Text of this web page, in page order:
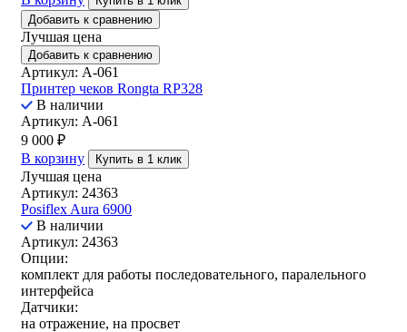
Добавить к сравнению
Лучшая цена
Добавить к сравнению
Артикул: A-061
Принтер чеков Rongta RP328
В наличии
Артикул: A-061
9 000 ₽
В корзину
Купить в 1 клик
Лучшая цена
Артикул: 24363
Posiflex Aura 6900
В наличии
Артикул: 24363
Опции:
комплект для работы последовательного, паралельного
интерфейса
Датчики:
на отражение, на просвет